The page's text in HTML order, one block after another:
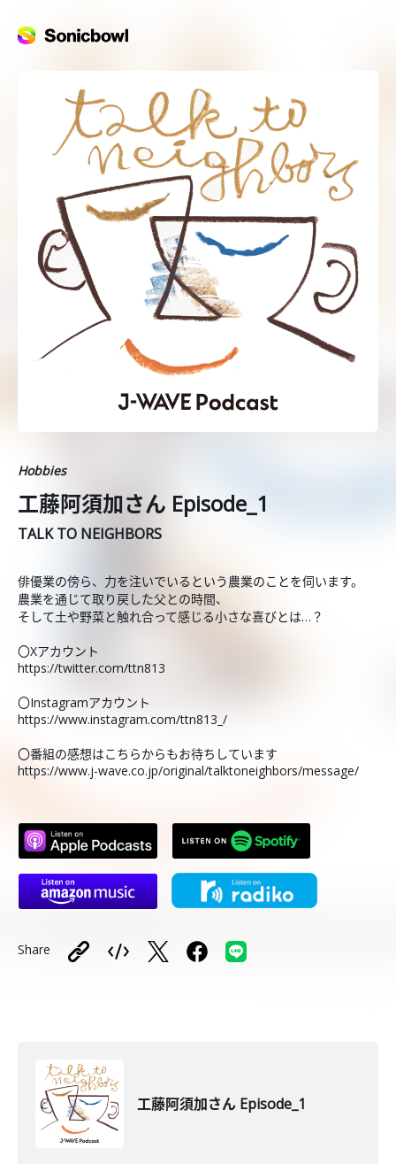
Hobbies
工藤阿須加さん Episode_1
TALK TO NEIGHBORS
俳優業の傍ら、力を注いでいるという農業のことを伺います。
農業を通じて取り戻した父との時間、
そして土や野菜と触れ合って感じる小さな喜びとは…？
〇Xアカウント
https://twitter.com/ttn813
〇Instagramアカウント
https://www.instagram.com/ttn813_/
〇番組の感想はこちらからもお待ちしています
https://www.j-wave.co.jp/original/talktoneighbors/message/
Share
工藤阿須加さん Episode_1